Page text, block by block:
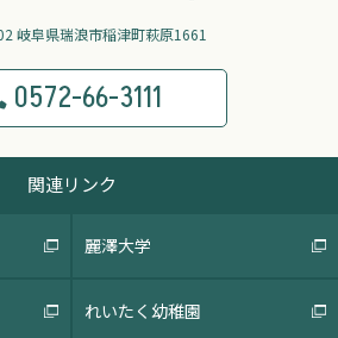
岐阜県瑞浪市稲津町萩原1661
0572-66-3111
関連リンク
麗澤大学
れいたく幼稚園